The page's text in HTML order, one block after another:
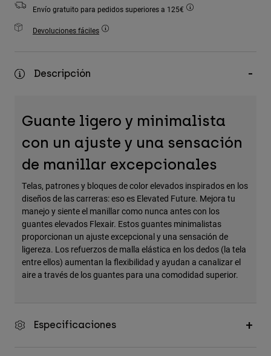
Accesorios
Ver Todo
Gorras y Gorros
Envío gratuito para pedidos superiores a 125€
Devoluciones fáciles
Descripción
Guante ligero y minimalista
con un ajuste y una sensación
de manillar excepcionales
Telas, patrones y bloques de color elevados inspirados en los
diseños de las carreras: eso es Elevated Future. Mejora tu
manejo y siente el manillar como nunca antes con los
guantes elevados Flexair. Estos guantes minimalistas
proporcionan un ajuste excepcional y una sensación de
ligereza. Los refuerzos de malla elástica en los dedos (la tela
entre ellos) aumentan la flexibilidad y ayudan a canalizar el
aire a través de los guantes para una comodidad superior.
Especificaciones